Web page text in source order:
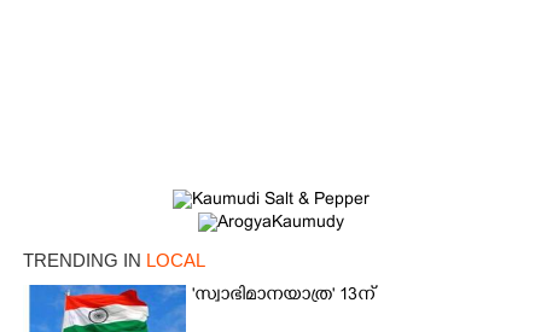
TRENDING IN LOCAL
'സ്വാഭിമാനയാത്ര' 13ന്